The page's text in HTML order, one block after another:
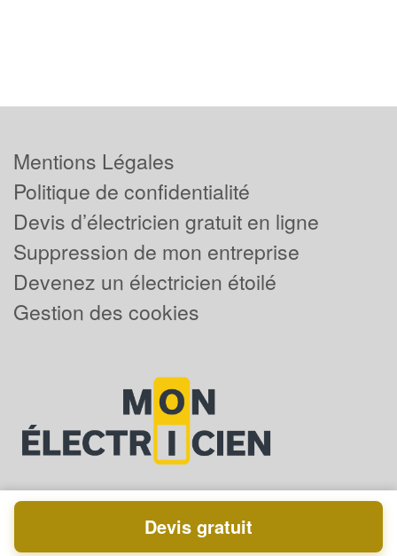
Mentions Légales
Politique de confidentialité
Devis d’électricien gratuit en ligne
Suppression de mon entreprise
Devenez un électricien étoilé
Gestion des cookies
Powered byPlus que pro
Devis gratuit